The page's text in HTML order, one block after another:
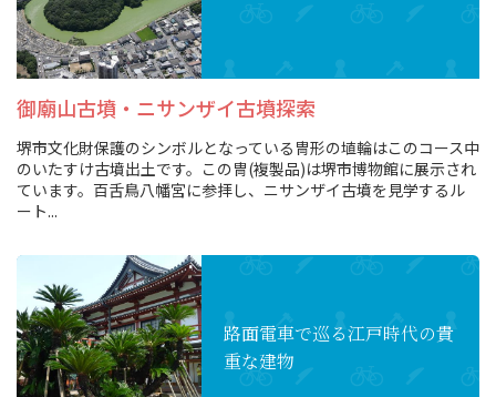
御廟山古墳・ニサンザイ古墳探索
堺市文化財保護のシンボルとなっている冑形の埴輪はこのコース中
のいたすけ古墳出土です。この冑(複製品)は堺市博物館に展示され
ています。百舌鳥八幡宮に参拝し、ニサンザイ古墳を見学するル
ート...
路面電車で巡る江戸時代の貴
重な建物